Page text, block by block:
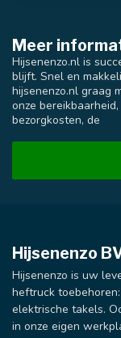
Meer
Hijsenenzo.nl is
blijft. Snel en
hijsenenzo.nl graag
onze
bezorgkosten, de
Hijsenenzo
Hijsenenzo is uw
heftruck
elektrische takels.
in onze eigen